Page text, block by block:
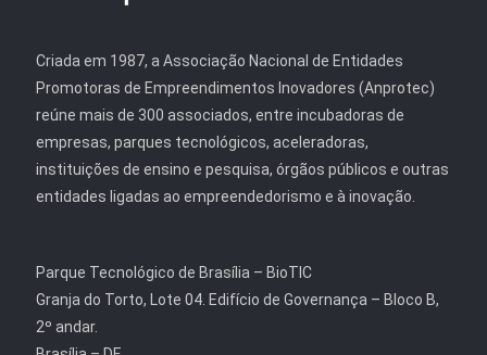
Criada em 1987, a Associação Nacional de Entidades
Promotoras de Empreendimentos Inovadores (Anprotec)
reúne mais de 300 associados, entre incubadoras de
empresas, parques tecnológicos, aceleradoras,
instituições de ensino e pesquisa, órgãos públicos e outras
entidades ligadas ao empreendedorismo e à inovação.
Parque Tecnológico de Brasília – BioTIC
Granja do Torto, Lote 04. Edifício de Governança – Bloco B,
2º andar.